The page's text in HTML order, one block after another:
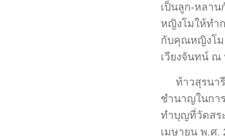
เป็นลูก-หลา
หญิงโมให้ทำ
กับคุณหญิงโม
เวียงจันทน์
ท้าวสุรนา
ชำนาญในกา
ทำบุญที่วัดสร
เมษายน พ.ศ.